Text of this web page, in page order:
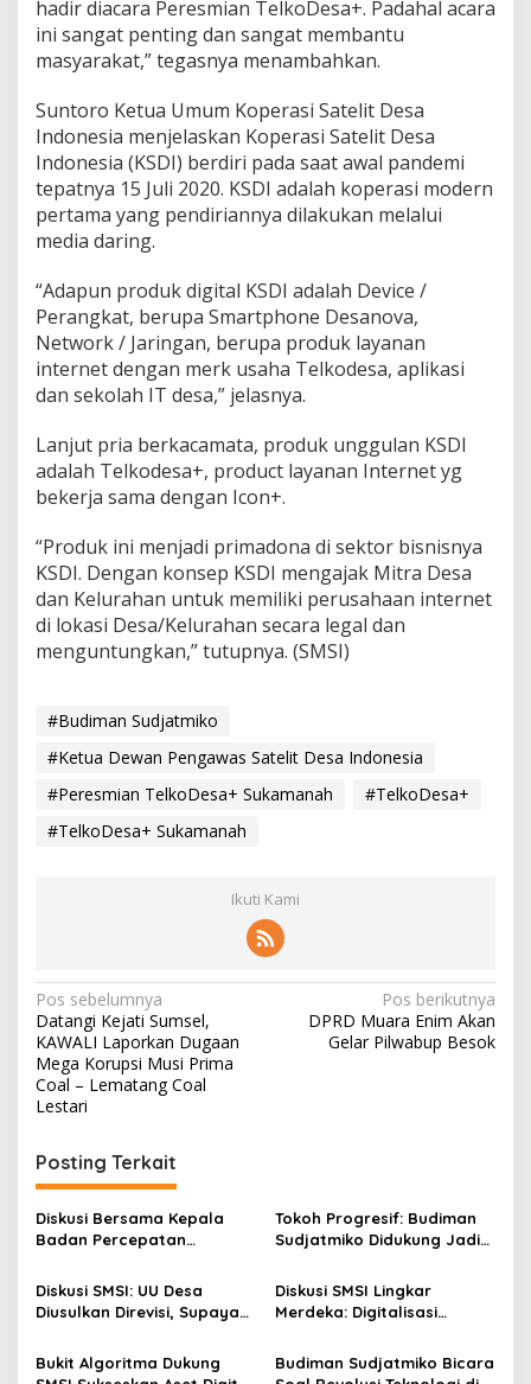
hadir diacara Peresmian TelkoDesa+. Padahal acara
ini sangat penting dan sangat membantu
masyarakat,” tegasnya menambahkan.
Suntoro Ketua Umum Koperasi Satelit Desa
Indonesia menjelaskan Koperasi Satelit Desa
Indonesia (KSDI) berdiri pada saat awal pandemi
tepatnya 15 Juli 2020. KSDI adalah koperasi modern
pertama yang pendiriannya dilakukan melalui
media daring.
“Adapun produk digital KSDI adalah Device /
Perangkat, berupa Smartphone Desanova,
Network / Jaringan, berupa produk layanan
internet dengan merk usaha Telkodesa, aplikasi
dan sekolah IT desa,” jelasnya.
Lanjut pria berkacamata, produk unggulan KSDI
adalah Telkodesa+, product layanan Internet yg
bekerja sama dengan Icon+.
“Produk ini menjadi primadona di sektor bisnisnya
KSDI. Dengan konsep KSDI mengajak Mitra Desa
dan Kelurahan untuk memiliki perusahaan internet
di lokasi Desa/Kelurahan secara legal dan
menguntungkan,” tutupnya. (SMSI)
#Budiman Sudjatmiko
#Ketua Dewan Pengawas Satelit Desa Indonesia
#Peresmian TelkoDesa+ Sukamanah
#TelkoDesa+
#TelkoDesa+ Sukamanah
Ikuti Kami
N
a
v
i
a
s
i
o
Pos sebelumnya
Datangi Kejati Sumsel,
KAWALI Laporkan Dugaan
Mega Korupsi Musi Prima
Coal – Lematang Coal
Lestari
Pos berikutnya
DPRD Muara Enim Akan
Gelar Pilwabup Besok
Posting Terkait
Diskusi Bersama Kepala
Badan Percepatan
Budiman Sudjatmiko
Tokoh Progresif: Budiman
Sudjatmiko Didukung Jadi
Diskusi SMSI: UU Desa
Diusulkan Direvisi, Supaya
Warga Desa
Diskusi SMSI Lingkar
Merdeka: Digitalisasi
Metaverse Tetap Melaju
Bukit Algoritma Dukung
Budiman Sudjatmiko Bicara